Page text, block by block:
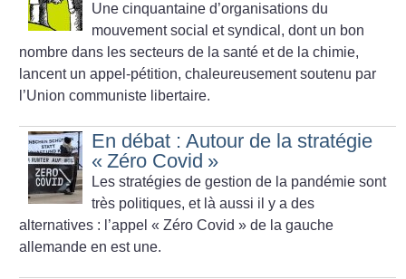
Une cinquantaine d’organisations du
mouvement social et syndical, dont un bon
nombre dans les secteurs de la santé et de la chimie,
lancent un appel-pétition, chaleureusement soutenu par
l’Union communiste libertaire.
En débat : Autour de la stratégie
« Zéro Covid »
Les stratégies de gestion de la pandémie sont
très politiques, et là aussi il y a des
alternatives : l’appel « Zéro Covid » de la gauche
allemande en est une.